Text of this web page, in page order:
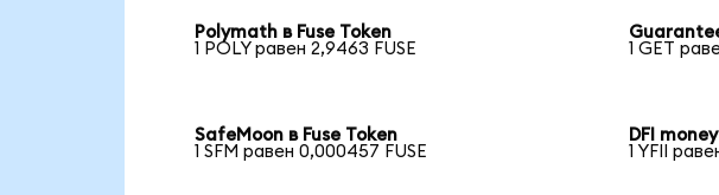
Polymath в Fuse Token
1 POLY равен 2,9463 FUSE
1 GET
SafeMoon в Fuse Token
1 SFM равен 0,000457 FUSE
DFI
1 YFII